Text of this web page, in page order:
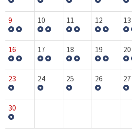
9 10 11 12 13
16 17 18 19 20
23 24 25 26 27
30